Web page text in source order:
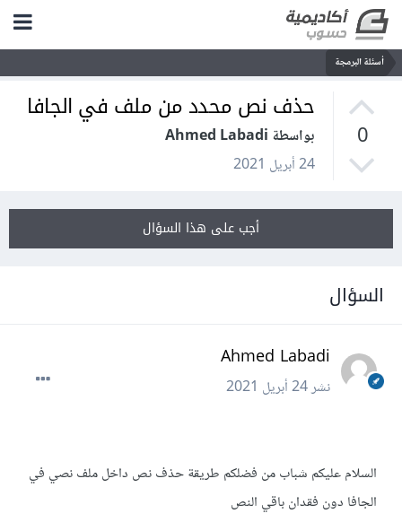
أسئلة البرمجة
0
حذف نص محدد من ملف في الجافا
بواسطة Ahmed Labadi
24 أبريل 2021
أجب على هذا السؤال
السؤال
Ahmed Labadi
نشر24 أبريل 2021
السلام عليكم شباب من فضلكم طريقة حذف نص داخل ملف نصي في
الجافا دون فقدان باقي النص